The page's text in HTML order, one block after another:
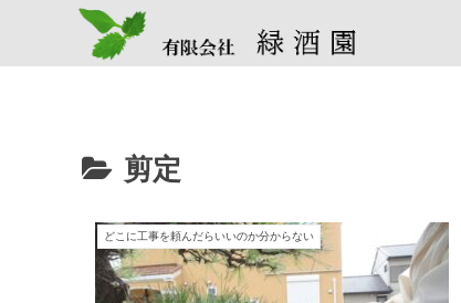
剪定
どこに工事を頼んだらいいのか分からない